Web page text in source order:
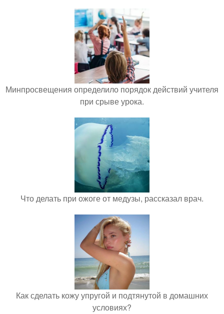
Минпросвещения определило порядок действий учителя
при срыве урока.
Что делать при ожоге от медузы, рассказал врач.
Как сделать кожу упругой и подтянутой в домашних
условиях?